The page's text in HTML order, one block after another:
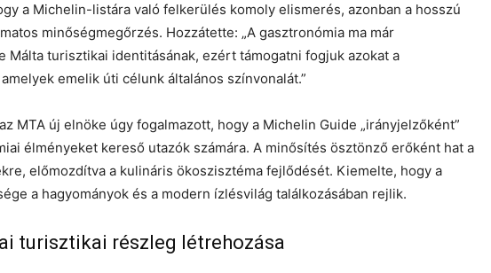
a Michelin-listára való felkerülés komoly elismerés, azonban a hosszú
minőségmegőrzés. Hozzátette: „A gasztronómia ma már
Málta turisztikai identitásának, ezért támogatni fogjuk azokat a
emelik úti célunk általános színvonalát.”
MTA új elnöke úgy fogalmazott, hogy a Michelin Guide „irányjelzőként”
élményeket kereső utazók számára. A minősítés ösztönző erőként hat a
előmozdítva a kulináris ökoszisztéma fejlődését. Kiemelte, hogy a
a hagyományok és a modern ízlésvilág találkozásában rejlik.
turisztikai részleg létrehozása